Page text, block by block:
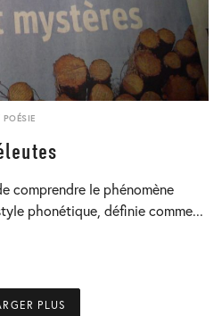
POÉSIE
comprendre le phénomène
phonétique, définie comme...
PLUS